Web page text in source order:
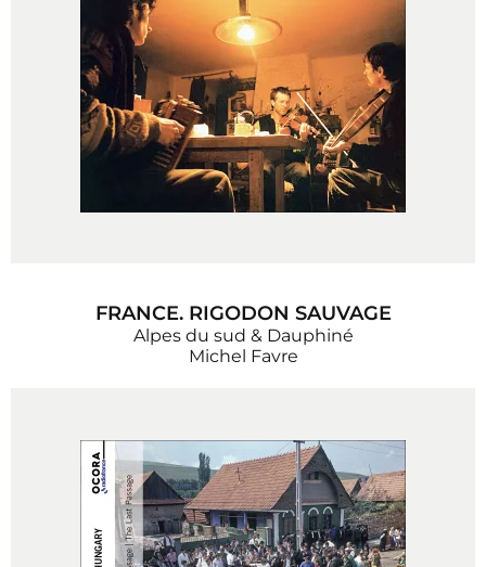
FRANCE. RIGODON SAUVAGE
Alpes du sud & Dauphiné
Michel Favre